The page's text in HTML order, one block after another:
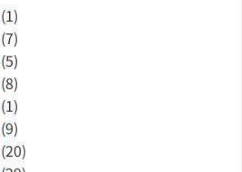
(1)
(7)
(5)
(8)
(1)
(9)
(20)